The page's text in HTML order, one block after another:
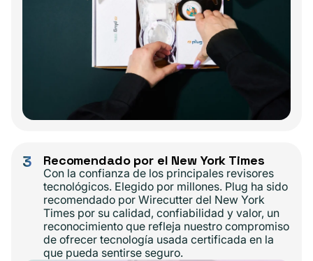
3 Recomendado por el New York Times
Con la confianza de los principales revisores
tecnológicos. Elegido por millones. Plug ha sido
recomendado por Wirecutter del New York
Times por su calidad, confiabilidad y valor, un
reconocimiento que refleja nuestro compromiso
de ofrecer tecnología usada certificada en la
que pueda sentirse seguro.